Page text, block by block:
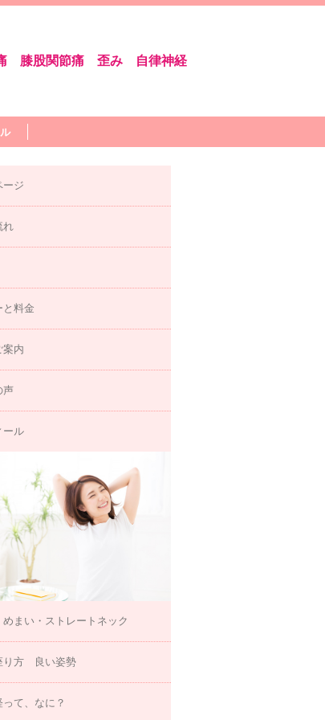
膝股関節痛 歪み 自律神経
ージ
れ
と料金
案内
声
ール
めまい・ストレートネック
方 良い姿勢
って、なに？